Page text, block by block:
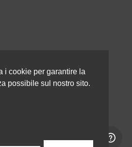
i cookie per garantire la
possibile sul nostro sito.